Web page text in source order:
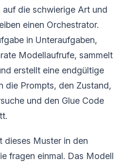
auf die schwierige Art und
einen Orchestrator.
in Unteraufgaben,
Modellaufrufe, sammelt
erstellt eine endgültige
die Prompts, den Zustand,
und den Glue Code
dieses Muster in den
fragen einmal. Das Modell